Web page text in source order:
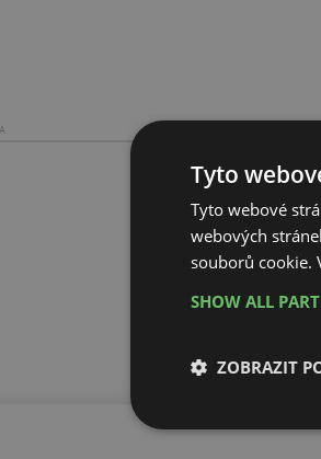
Tyto
Tyto webové
webových
souborů cookie.
SHOW ALL
ZOBRAZIT
Nezbytně